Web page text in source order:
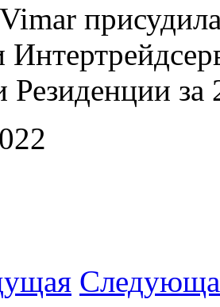
Резиденции за